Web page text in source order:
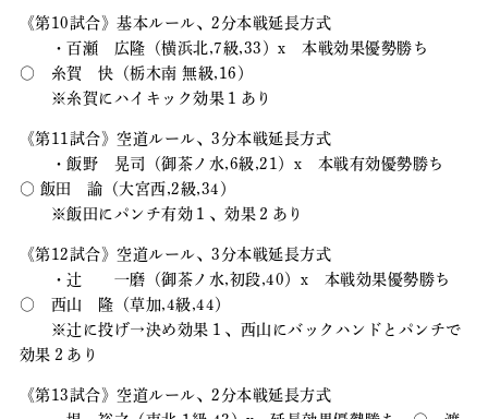
《第10試合》基本ルール、2分本戦延長方式
・百瀬 広隆（横浜北,7級,33）x 本戦効果優勢勝ち
〇 糸賀 快（栃木南 無級,16）
※糸賀にハイキック効果１あり
《第11試合》空道ルール、3分本戦延長方式
・飯野 晃司（御茶ノ水,6級,21）x 本戦有効優勢勝ち
〇 飯田 諭（大宮西,2級,34）
※飯田にパンチ有効１、効果２あり
《第12試合》空道ルール、3分本戦延長方式
・辻 一磨（御茶ノ水,初段,40）x 本戦効果優勢勝ち
〇 西山 隆（草加,4級,44）
※辻に投げ→決め効果１、西山にバックハンドとパンチで
効果２あり
《第13試合》空道ルール、2分本戦延長方式